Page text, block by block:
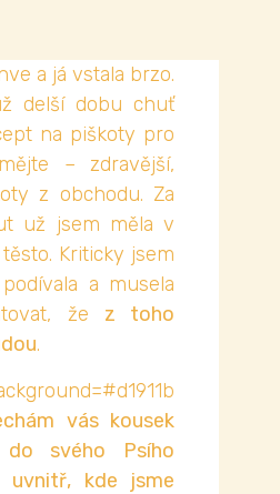
a já vstala brzo.
delší dobu chuť
na piškoty pro
– zdravější,
z obchodu. Za
už jsem měla v
Kriticky jsem
a musela
že z toho
.
vás kousek
do svého Psího
uvnitř, kde jsme